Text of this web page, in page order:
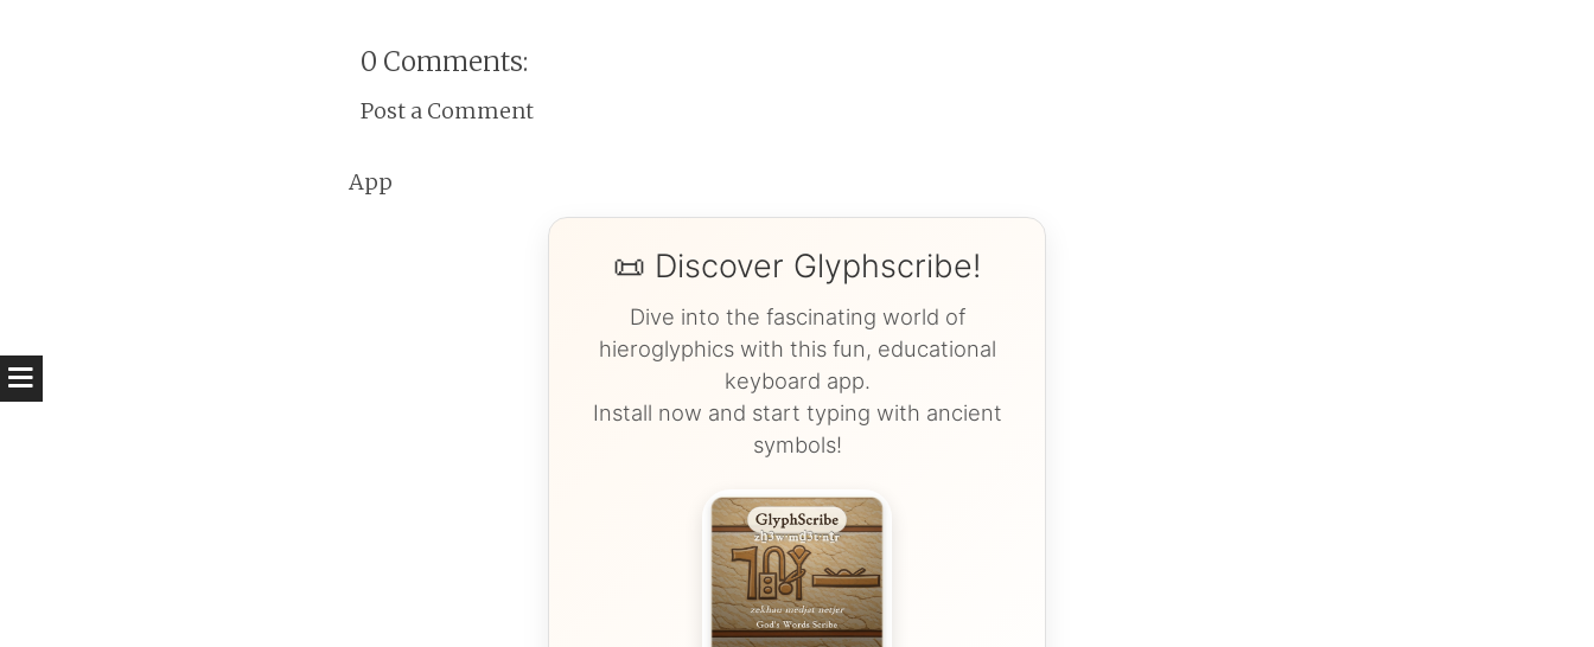
0 Comments:
Post a Comment
App
📜 Discover Glyphscribe!
Dive into the fascinating world of
hieroglyphics with this fun, educational
keyboard app.
Install now and start typing with ancient
symbols!